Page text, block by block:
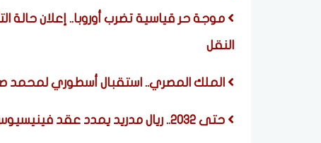
موجة حر قياسية تضرب أوروبا.. إعلان حالة
النقل
الملك المصري.. استقبال أسطوري لمحمد
حتى 2032.. ريال مدريد يمدد عقد فينيسيوس جونيور ويقطع الطريق على أرسنال